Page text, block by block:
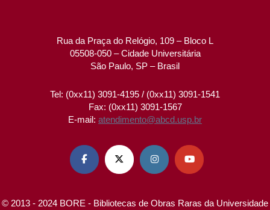
Rua da Praça do Relógio, 109 – Bloco L
05508-050 – Cidade Universitária
São Paulo, SP – Brasil
Tel: (0xx11) 3091-4195 / (0xx11) 3091-1541
Fax: (0xx11) 3091-1567
E-mail: atendimento@abcd.usp.br
   
© 2013 - 2024 BORE - Bibliotecas de Obras Raras da Universidade